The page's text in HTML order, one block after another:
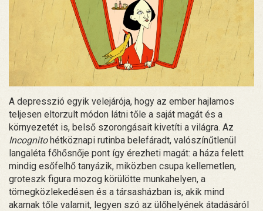
A depresszió egyik velejárója, hogy az ember hajlamos
teljesen eltorzult módon látni tőle a saját magát és a
környezetét is, belső szorongásait kivetíti a világra. Az
Incognitohétköznapi rutinba belefáradt, valószínűtlenül
langaléta főhősnője pont így érezheti magát: a háza felett
mindig esőfelhő tanyázik, miközben csupa kellemetlen,
groteszk figura mozog körülötte munkahelyen, a
tömegközlekedésen és a társasházban is, akik mind
akarnak tőle valamit, legyen szó az ülőhelyének átadásáról